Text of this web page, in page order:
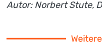
Autor: Norbert Stute,